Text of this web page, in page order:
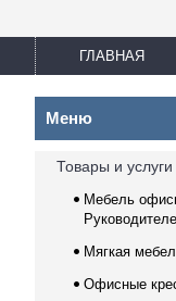
ГЛАВНАЯ
Товары и услуги
Мебель
Мягкая
Офисные